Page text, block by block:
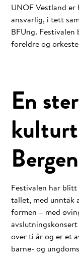
UNOF Vestland
ansvarlig, i tett
BFUng.
foreldre og
En
Bergen
Festivalen har
tallet, med unntak
formen – med
over ti år og er et
barne- og